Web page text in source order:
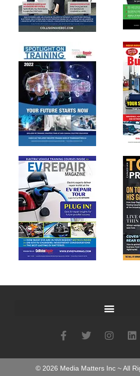
© 2026 Media Matters Inc ~ All